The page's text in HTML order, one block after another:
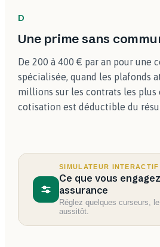
D
Une prime sans
De 200 à 400 € par an pour une
spécialisée, quand les plafonds
millions sur les contrats les plus
cotisation est déductible du
SIMULATEUR INTERACTIF
Ce que vous
assurance
Réglez quelques curseurs,
aussitôt.